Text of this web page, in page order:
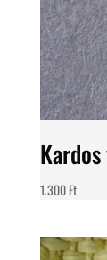
1.300Ft